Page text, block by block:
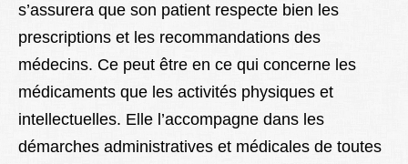
s’assurera que son patient respecte bien les
prescriptions et les recommandations des
médecins. Ce peut être en ce qui concerne les
médicaments que les activités physiques et
intellectuelles. Elle l’accompagne dans les
démarches administratives et médicales de toutes